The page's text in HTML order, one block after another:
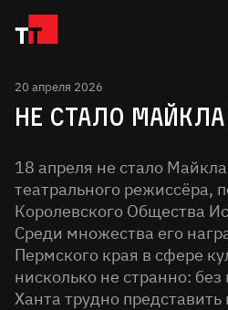
20 апреля 2026
НЕ СТАЛО
18 апреля не стало
театрального режиссёра,
Королевского Общества
Среди множества его
Пермского края в сфере
нисколько не странно:
Ханта трудно